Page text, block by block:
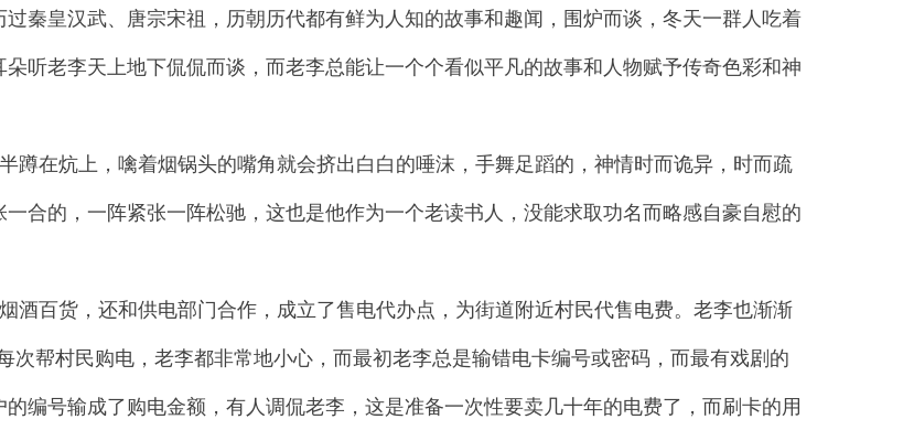
秦皇汉武、唐宗宋祖，历朝历代都有鲜为人知的故事和趣闻，围炉而谈，冬天一群人吃着
听老李天上地下侃侃而谈，而老李总能让一个个看似平凡的故事和人物赋予传奇色彩和神
蹲在炕上，噙着烟锅头的嘴角就会挤出白白的唾沫，手舞足蹈的，神情时而诡异，时而疏
一合的，一阵紧张一阵松驰，这也是他作为一个老读书人，没能求取功名而略感自豪自慰的
酒百货，还和供电部门合作，成立了售电代办点，为街道附近村民代售电费。老李也渐渐
次帮村民购电，老李都非常地小心，而最初老李总是输错电卡编号或密码，而最有戏剧的
编号输成了购电金额，有人调侃老李，这是准备一次性要卖几十年的电费了，而刷卡的用